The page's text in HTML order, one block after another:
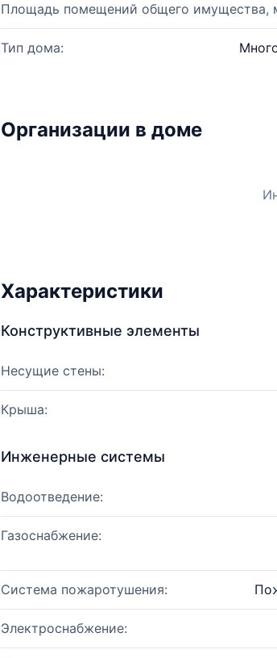
Площадь помещений общего имущества,
Тип дома:
Организации в доме
Характеристики
Конструктивные элементы
Несущие стены:
Крыша:
Инженерные системы
Водоотведение:
Газоснабжение:
Система пожаротушения:
Электроснабжение: